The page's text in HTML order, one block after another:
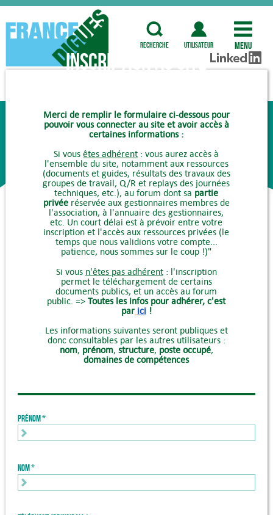
recherche utilisateur Menu
Inscription au site
Merci de remplir le formulaire ci-dessous pour
pouvoir vous connecter au site et avoir accès à
certaines informations :
Si vousêtes adhérent : vous aurez accès à
l'ensemble du site, notamment aux ressources
(documents et guides, résultats des travaux des
groupes de travail, Q/R et replays des journées
techniques, etc.), au forum dont sa partie
privéeréservée aux gestionnaires membres de
l'association, à l'annuaire des gestionnaires,
etc. Un court délai est à prévoir entre votre
inscription et l'accès aux ressources privées (le
temps que nous validions votre compte...
patience, nous sommes sur le coup !)"
Si vous n'êtes pas adhérent: l'inscription
permet le téléchargement de certains
documents publics, et un accès au forum
public. =>Toutes les infos pour adhérer, c'est
par ici !
Les informations suivantes seront publiques et
donc consultables par les autres utilisateurs :
nom, prénom, structure, poste occupé,
domaines de compétences
Prénom
Nom